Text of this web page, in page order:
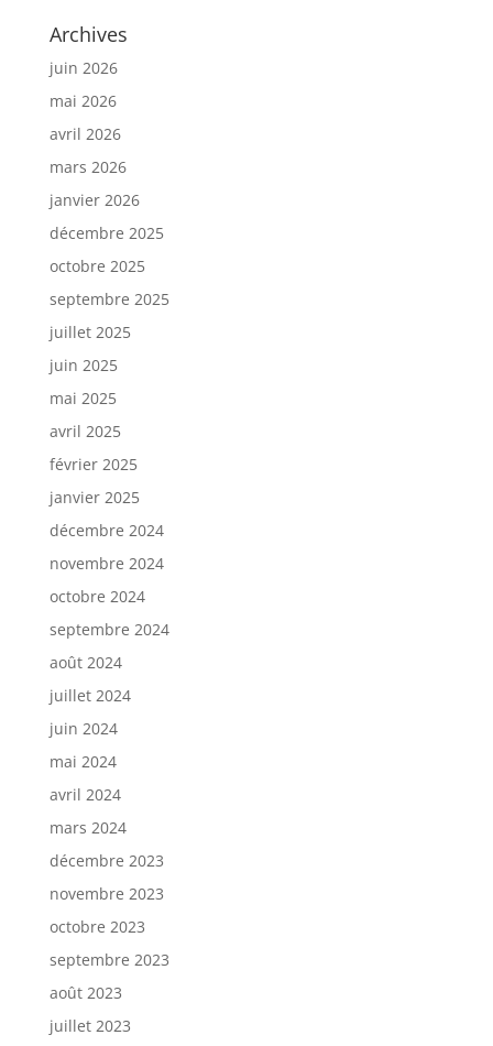
Archives
juin 2026
mai 2026
avril 2026
mars 2026
janvier 2026
décembre 2025
octobre 2025
septembre 2025
juillet 2025
juin 2025
mai 2025
avril 2025
février 2025
janvier 2025
décembre 2024
novembre 2024
octobre 2024
septembre 2024
août 2024
juillet 2024
juin 2024
mai 2024
avril 2024
mars 2024
décembre 2023
novembre 2023
octobre 2023
septembre 2023
août 2023
juillet 2023